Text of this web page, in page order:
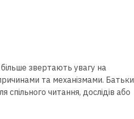
звертають увагу на
та механізмами. Батьки
читання, дослідів або